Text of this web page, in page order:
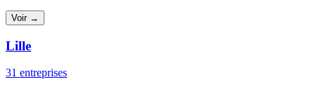
Voir →
Lille
31 entreprises